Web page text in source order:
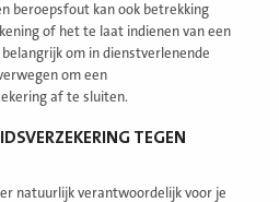
beroepsfout kan ook betrekking
of het te laat indienen van een
om in dienstverlenende
om een
af te sluiten.
TEGEN
natuurlijk verantwoordelijk voor je